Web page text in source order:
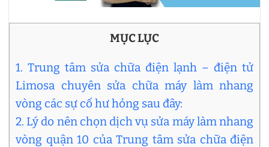
MỤC LỤC
1. Trung tâm sửa chữa điện lạnh – điện tử
Limosa chuyên sửa chữa máy làm nhang
vòng các sự cố hư hỏng sau đây:
2. Lý do nên chọn dịch vụ sửa máy làm nhang
vòng quận 10 của Trung tâm sửa chữa điện